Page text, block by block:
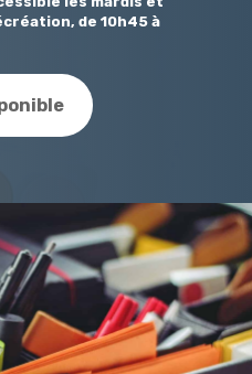
de 10h45 à